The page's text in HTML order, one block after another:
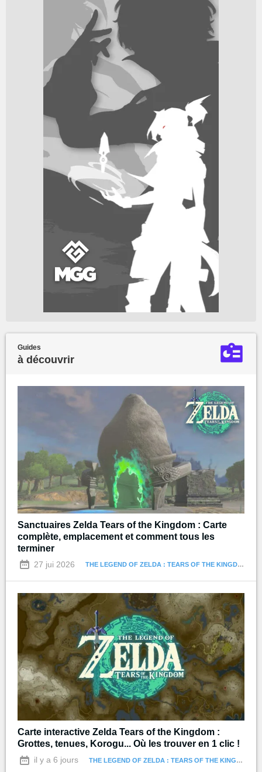
Guides
à découvrir
Sanctuaires Zelda Tears of the Kingdom : Carte
complète, emplacement et comment tous les
terminer
27 jui 2026 THE LEGEND OF ZELDA : TEARS OF THE KINGDOM
Carte interactive Zelda Tears of the Kingdom :
Grottes, tenues, Korogu... Où les trouver en 1 clic !
il y a 6 jours THE LEGEND OF ZELDA : TEARS OF THE KINGDOM